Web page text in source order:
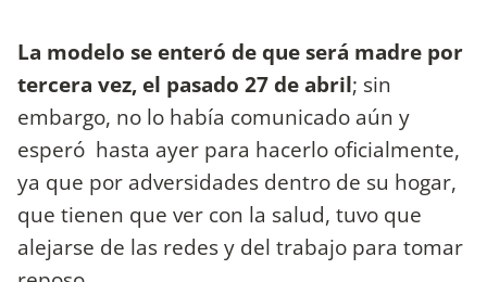
La modelo se enteró de que será madre por
tercera vez, el pasado 27 de abril; sin
embargo, no lo había comunicado aún y
esperó hasta ayer para hacerlo oficialmente,
ya que por adversidades dentro de su hogar,
que tienen que ver con la salud, tuvo que
alejarse de las redes y del trabajo para tomar